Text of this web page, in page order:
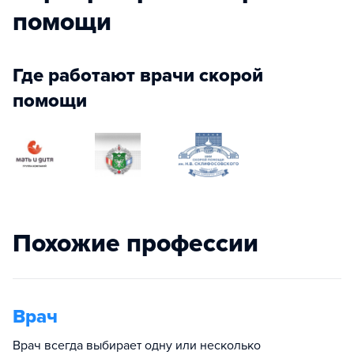
помощи
Где работают врачи скорой
помощи
Похожие профессии
Врач
Врач всегда выбирает одну или несколько